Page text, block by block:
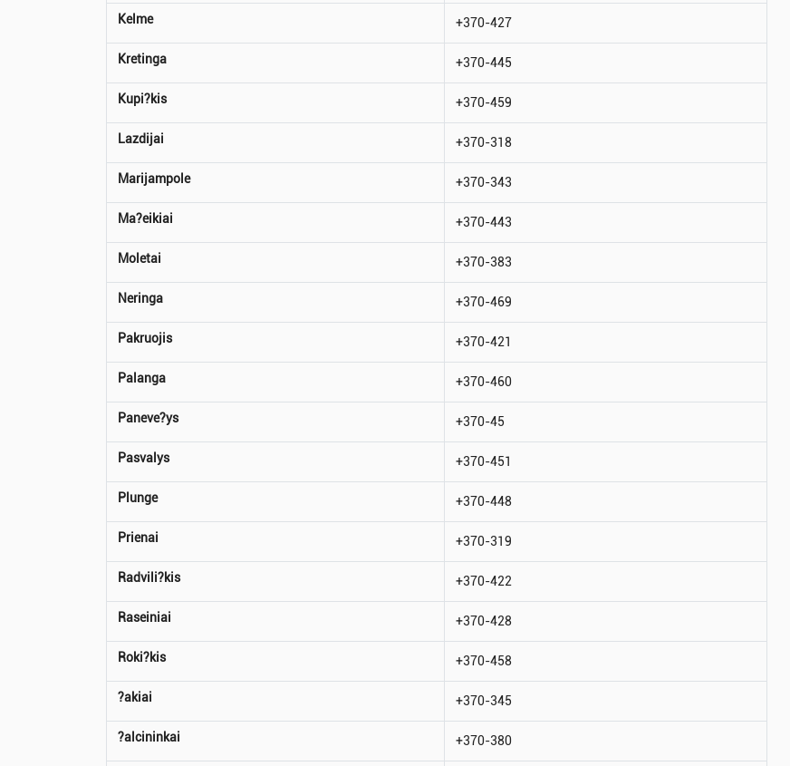
Kelme +370-427
Kretinga +370-445
Kupi?kis +370-459
Lazdijai +370-318
Marijampole +370-343
Ma?eikiai +370-443
Moletai +370-383
Neringa +370-469
Pakruojis +370-421
Palanga +370-460
Paneve?ys +370-45
Pasvalys +370-451
Plunge +370-448
Prienai +370-319
Radvili?kis +370-422
Raseiniai +370-428
Roki?kis +370-458
?akiai +370-345
?alcininkai +370-380